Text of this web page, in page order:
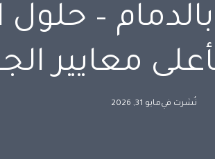
– حلول
معايير
نُشرت فيمايو 31, 2026